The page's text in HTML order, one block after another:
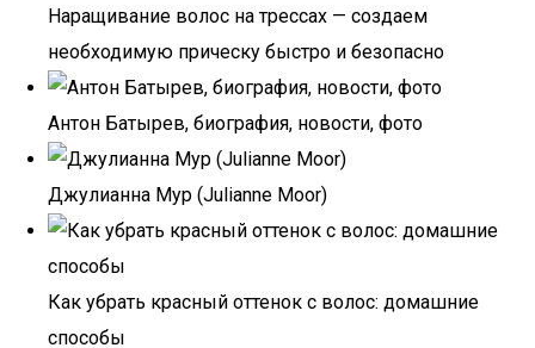
Наращивание волос на трессах — создаем
необходимую прическу быстро и безопасно
Антон Батырев, биография, новости, фото
Джулианна Мур (Julianne Moor)
Как убрать красный оттенок с волос: домашние
способы